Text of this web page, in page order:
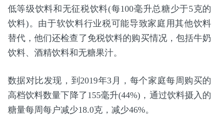
低等级饮料和无征税饮料(每100毫升总糖少于5克的
饮料)。由于软饮料行业税可能导致家庭用其他饮料
替代，他们还检查了免税饮料的购买情况，包括牛奶
饮料、酒精饮料和无糖果汁。
数据对比发现，到2019年3月，每个家庭每周购买的
高档饮料数量下降了155毫升(44%)，通过饮料摄入的
糖量每周每户减少18.0克，减少46%。